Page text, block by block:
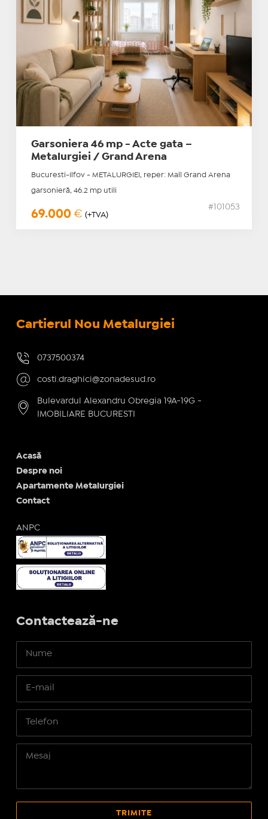
Garsoniera 46 mp - Acte gata –
Metalurgiei / Grand Arena
Bucuresti-Ilfov - METALURGIEI, reper: Mall Grand Arena
garsonieră, 46.2 mp utili
69.000 € (+TVA)
#101053
Cartierul Nou Metalurgiei
0737500374
costi.draghici@zonadesud.ro
Bulevardul Alexandru Obregia 19A-19G -
IMOBILIARE BUCURESTI
Acasă
Despre noi
Apartamente Metalurgiei
Contact
ANPC
Contactează-ne